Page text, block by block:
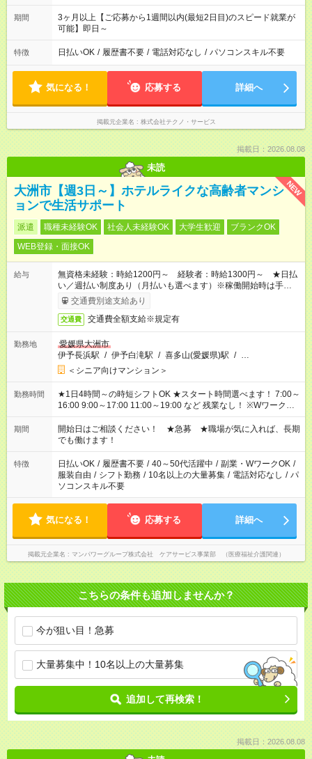
期間
3ヶ月以上【ご応募から1週間以内(最短2日目)のスピード就業が
可能】即日～
特徴 日払いOK / 履歴書不要 / 電話対応なし / パソコンスキル不要
気になる！ 応募する 詳細へ
掲載元企業名 株式会社テクノ・サービス
掲載日：2026.08.08
未読
NEW
大洲市【週3日～】ホテルライクな高齢者マンシ
ョンで生活サポート
派遣 職種未経験OK 社会人未経験OK 大学生歓迎
ブランクOK
WEB登録・面接OK
給与
無資格未経験：時給1200円～ 経験者：時給1300円～ ★日払
い／週払い制度あり（月払いも選べます）※稼働開始時は手続き
完了次第のお支払いとなります。
交通費別途支給あり
交通費 交通費全額支給※規定有
勤務地
愛媛県大洲市
伊予長浜駅 / 伊予白滝駅 / 喜多山(愛媛県)駅 / …
＜シニア向けマンション＞
勤務時間
★1日4時間～の時短シフトOK ★スタート時間選べます！ 7:00～
16:00 9:00～17:00 11:00～19:00 など 残業なし！ ※Wワークの
場合、他のお仕事と合わせ週40時間超の就業はご案内できませ
ん ※法令に基づき、週20時間以上勤務は社会保険への加入対象
となります ※労働者派遣法（日雇い派遣の原則禁止）により、
短時間・短期間の就業はご案内が難しい場合があります
期間
開始日はご相談ください！ ★急募 ★職場が気に入れば、長期
でも働けます！
特徴 日払いOK / 履歴書不要 / 40～50代活躍中 / 副業・WワークOK /
服装自由 / シフト勤務 / 10名以上の大量募集 / 電話対応なし / パ
ソコンスキル不要
気になる！ 応募する 詳細へ
掲載元企業名 マンパワーグループ株式会社 ケアサービス事業部 （医療福祉介護関連）
こちらの条件も追加しませんか？
今が狙い目！急募
大量募集中！10名以上の大量募集
追加して再検索！
掲載日：2026.08.08